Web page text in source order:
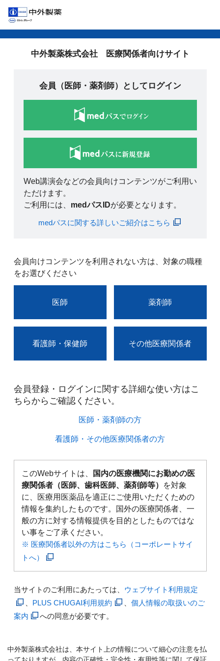
中外製薬株式会社 医療関係者向けサイト
会員（医師・薬剤師）としてログイン
Web講演会などの会員向けコンテンツがご利用い
ただけます。
ご利用には、 medパスIDが必要となります。
medパスに関する詳しいご紹介はこちら
会員向けコンテンツを利用されない方は、対象の職種
をお選びください
医師 薬剤師
看護師・保健師 その他医療関係者
会員登録・ログインに関する詳細な使い方はこ
ちらからご確認ください。​
医師・薬剤師の方​
看護師・その他医療関係者の方​
このWebサイトは、
国内の医療機関にお勤めの医
療関係者（医師、歯科医師、薬剤師等）
を対象
に、医療用医薬品を適正にご使用いただくための
情報を集約したものです。国外の医療関係者、一
般の方に対する情報提供を目的としたものではな
い事をご了承ください。
※ 医療関係者以外の方はこちら（コーポレートサイ
トへ）
当サイトのご利用にあたっては、 ウェブサイト利用規定
PLUS CHUGAI利用規約
個人情報の取扱いのご
案内
への同意が必要です。
中外製薬株式会社は、本サイト上の情報について細心の注意を払
っておりますが、内容の正確性・完全性・有用性等に関して保証